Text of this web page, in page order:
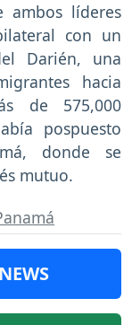
ambos líderes
con un
Darién, una
hacia
de 575,000
pospuesto
donde se
mutuo.